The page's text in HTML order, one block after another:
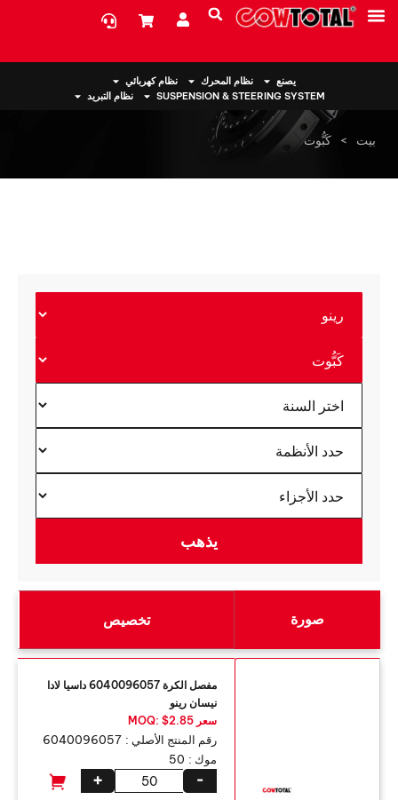
يصنع نظام المحرك
نظام كهربائي
SUSPENSION & STEERING SYSTEM
نظام التبريد
بيت > كَبُّوت
صورة تخصيص
مفصل الكرة 6040096057 داسيا لادا
نيسان رينو
سعر MOQ: $2.85
رقم المنتج الأصلي : 6040096057
موك : 50
+ -